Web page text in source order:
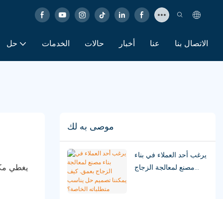
حل الخدمات حالات أخبار عنا الاتصال بنا
موصى به لك
يرغب أحد العملاء في بناء
مصنع لمعالجة الزجاج